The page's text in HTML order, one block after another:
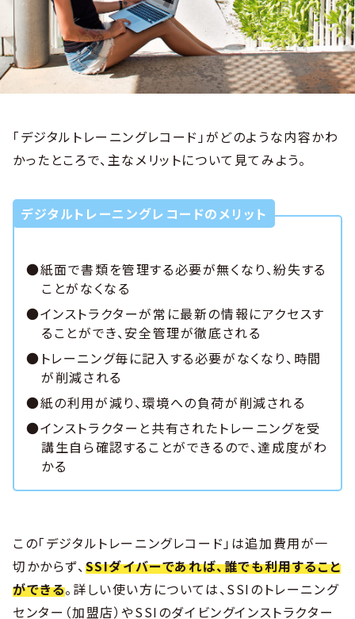
「デジタルトレーニングレコード」がどのような内容かわ
かったところで、主なメリットについて見てみよう。
デジタルトレーニングレコードのメリット
●紙面で書類を管理する必要が無くなり、紛失する
ことがなくなる
●インストラクターが常に最新の情報にアクセスす
ることができ、安全管理が徹底される
●トレーニング毎に記入する必要がなくなり、時間
が削減される
●紙の利用が減り、環境への負荷が削減される
●インストラクターと共有されたトレーニングを受
講生自ら確認することができるので、達成度がわ
かる
この「デジタルトレーニングレコード」は追加費用が一
切かからず、 SSIダイバーであれば、誰でも利用すること
ができる。詳しい使い方については、SSIのトレーニング
センター（加盟店）やSSIのダイビングインストラクター